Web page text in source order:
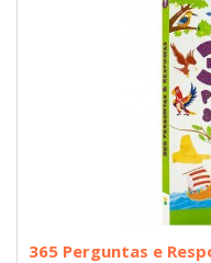
365 Perguntas e